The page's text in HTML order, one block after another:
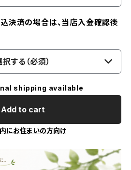
決済の場合は、当店入金確認後
する（必須）
shipping available
Add to cart
にお住まいの方向け